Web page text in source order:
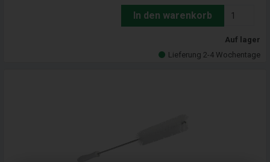
In den warenkorb
Auf lager
Lieferung 2-4 Wochentage